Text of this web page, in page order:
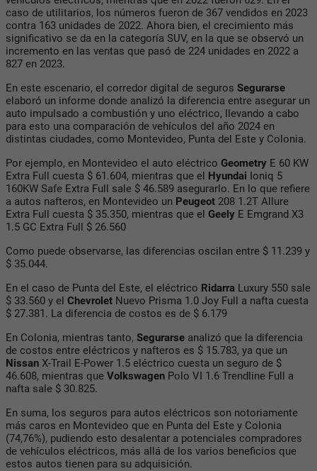
caso de utilitarios, los números fueron de 367 vendidos en 2023
contra 163 unidades de 2022. Ahora bien, el crecimiento más
significativo se da en la categoría SUV, en la que se observó un
incremento en las ventas que pasó de 224 unidades en 2022 a
827 en 2023.
En este escenario, el corredor digital de seguros Segurarse
elaboró un informe donde analizó la diferencia entre asegurar un
auto impulsado a combustión y uno eléctrico, llevando a cabo
para esto una comparación de vehículos del año 2024 en
distintas ciudades, como Montevideo, Punta del Este y Colonia.
Por ejemplo, en Montevideo el auto eléctrico Geometry E 60 KW
Extra Full cuesta $ 61.604, mientras que el Hyundai Ioniq 5
160KW Safe Extra Full sale $ 46.589 asegurarlo. En lo que refiere
a autos nafteros, en Montevideo un Peugeot 208 1.2T Allure
Extra Full cuesta $ 35.350, mientras que el Geely E Emgrand X3
1.5 GC Extra Full $ 26.560
Como puede observarse, las diferencias oscilan entre $ 11.239 y
$ 35.044.
En el caso de Punta del Este, el eléctrico Ridarra Luxury 550 sale
$ 33.560 y el Chevrolet Nuevo Prisma 1.0 Joy Full a nafta cuesta
$ 27.381. La diferencia de costos es de $ 6.179
En Colonia, mientras tanto, Segurarse analizó que la diferencia
de costos entre eléctricos y nafteros es $ 15.783, ya que un
Nissan X-Trail E-Power 1.5 eléctrico cuesta un seguro de $
46.608, mientras que Volkswagen Polo VI 1.6 Trendline Full a
nafta sale $ 30.825.
En suma, los seguros para autos eléctricos son notoriamente
más caros en Montevideo que en Punta del Este y Colonia
(74,76%), pudiendo esto desalentar a potenciales compradores
de vehículos eléctricos, más allá de los varios beneficios que
estos autos tienen para su adquisición.